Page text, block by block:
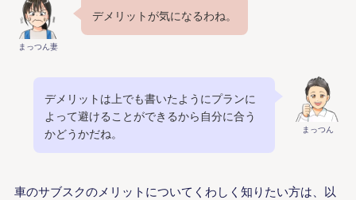
まっつん妻
デメリットが気になるわね。
まっつん
デメリットは上でも書いたようにプランに
よって避けることができるから自分に合う
かどうかだね。
車のサブスクのメリットについてくわしく知りたい方は、以